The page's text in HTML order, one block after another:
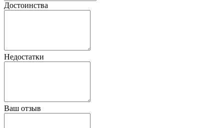
Достоинства
Недостатки
Ваш отзыв